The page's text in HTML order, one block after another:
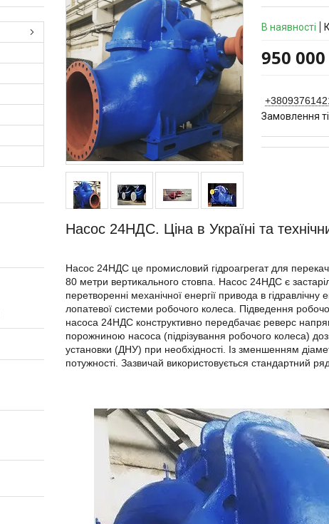
В наявності
950
Замовлення
Насос 24НДС. Ціна в Україні та
Насос 24НДС це промисловий гідроагрегат для
80 метри вертикального стовпа. Насос 24НДС є
перетворенні механічної енергії привода в
лопатевої системи робочого колеса. Підведення
насоса 24НДС конструктивно передбачає реверс
порожниною насоса (підрізування робочого колеса)
установки (ДНУ) при необхідності. Із зменшенням
потужності. Зазвичай використовується стандартний